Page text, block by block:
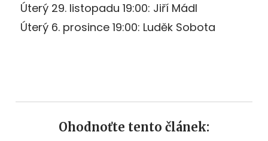
Úterý 29. listopadu 19:00: Jiří Mádl
Úterý 6. prosince 19:00: Luděk Sobota
Ohodnoťte tento článek: